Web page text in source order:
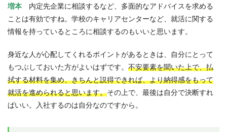
増本 内定先企業に相談するなど、多面的なアドバイスを求める
ことは有効ですね。学校のキャリアセンターなど、就活に関する
情報を持っているところに相談するのもいいと思います。
身近な人が心配してくれるポイントがあるときは、自分にとって
もつぶしておいた方がよいはずです。 不安要素を聞いた上で、払
拭する材料を集め、きちんと説得できれば、より納得感をもって
就活を進められると思います。その上で、最後は自分で決断すれ
ばいい。入社するのは自分なのですから。